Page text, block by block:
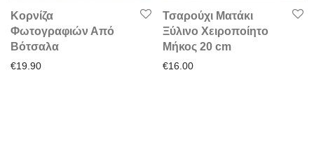
Κορνίζα
Φωτογραφιών Από
Βότσαλα
€19.90
Τσαρούχι Ματάκι
Ξύλινο Χειροποίητο
Μήκος 20 cm
€16.00